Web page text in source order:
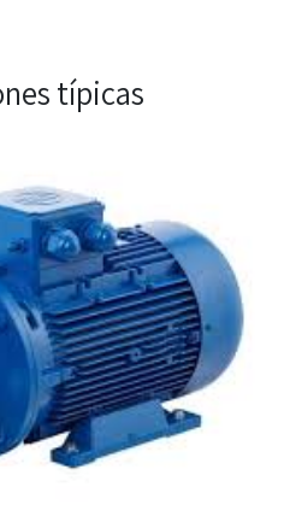
típicas